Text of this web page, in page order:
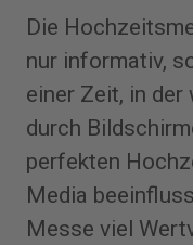
Die
nur informativ,
einer Zeit, in
durch
perfekten
Media
Messe viel